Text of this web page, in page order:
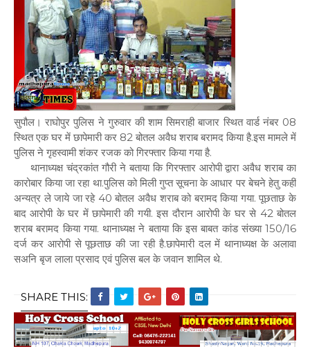
सुपौल। राघोपुर पुलिस ने गुरुवार की शाम सिमराही बाजार स्थित वार्ड नंबर 08
स्थित एक घर में छापेमारी कर 82 बोतल अवैध शराब बरामद किया है.इस मामले में
पुलिस ने गृहस्वामी शंकर रजक को गिरफ्तार किया गया है.
थानाध्यक्ष चंद्रकांत गौरी ने बताया कि गिरफ्तार आरोपी द्वारा अवैध शराब का
कारोबार किया जा रहा था.पुलिस को मिली गुप्त सूचना के आधार पर बेचने हेतु कहीं
अन्यत्र ले जाये जा रहे 40 बोतल अवैध शराब को बरामद किया गया. पूछताछ के
बाद आरोपी के घर में छापेमारी की गयी. इस दौरान आरोपी के घर से 42 बोतल
शराब बरामद किया गया. थानाध्यक्ष ने बताया कि इस बाबत कांड संख्या 150/16
दर्ज कर आरोपी से पूछताछ की जा रही है.छापेमारी दल में थानाध्यक्ष के अलावा
सअनि बृज लाला प्रसाद एवं पुलिस बल के जवान शामिल थे.
SHARE THIS: